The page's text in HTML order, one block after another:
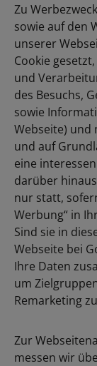
Zu
sowie auf den
unserer
Cookie
und
des Besuchs,
sowie
Webseite) und
und auf
eine
darüber
nur statt,
Werbung“ in
Sind sie in
Webseite bei
Ihre Daten
um
Remarketing
Zur
messen wir